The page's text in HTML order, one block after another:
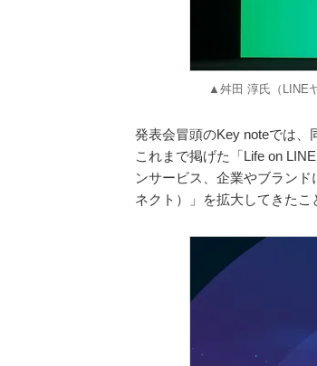
▲舛田 淳氏（LINE
発表会冒頭のKey noteでは、
これまで掲げた「Life on
ンサービス、企業やブラン
ネクト）」を拡大してきたこ